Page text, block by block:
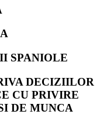
SPANIOLE
DECIZIILOR
CU PRIVIRE
DE MUNCA